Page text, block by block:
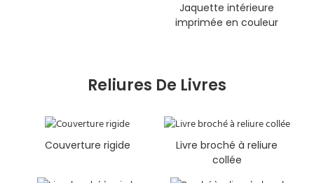
Jaquette intérieure
imprimée en couleur
Reliures De Livres
Couverture rigide
Livre broché à reliure
collée